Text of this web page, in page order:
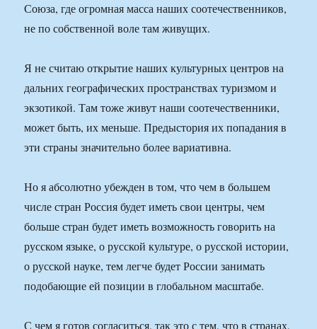
Союза, где огромная масса наших соотечественников,
не по собственной воле там живущих.
Я не считаю открытие наших культурных центров на
дальних географических пространствах туризмом и
экзотикой. Там тоже живут наши соотечественники,
может быть, их меньше. Предыстория их попадания в
эти страны значительно более вариативна.
Но я абсолютно убежден в том, что чем в большем
числе стран Россия будет иметь свои центры, чем
больше стран будет иметь возможность говорить на
русском языке, о русской культуре, о русской истории,
о русской науке, тем легче будет России занимать
подобающие ей позиции в глобальном масштабе.
С чем я готов согласиться, так это с тем, что в странах,